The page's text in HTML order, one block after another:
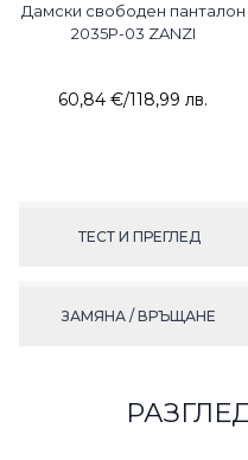
Дамски свободен панталон
2035P-03 ZANZI
60,84 €/118,99 лв.
ТЕСТ И ПРЕГЛЕД
ЗАМЯНА / ВРЪЩАНЕ